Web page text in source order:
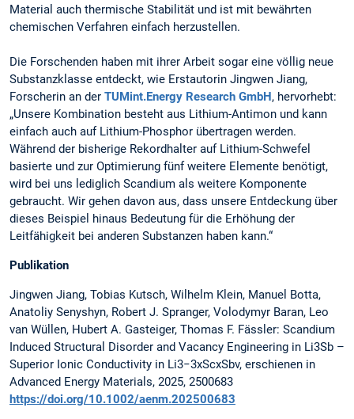
Material auch thermische Stabilität und ist mit bewährten
chemischen Verfahren einfach herzustellen.
Die Forschenden haben mit ihrer Arbeit sogar eine völlig neue
Substanzklasse entdeckt, wie Erstautorin Jingwen Jiang,
Forscherin an der TUMint.Energy Research GmbH, hervorhebt:
„Unsere Kombination besteht aus Lithium-Antimon und kann
einfach auch auf Lithium-Phosphor übertragen werden.
Während der bisherige Rekordhalter auf Lithium-Schwefel
basierte und zur Optimierung fünf weitere Elemente benötigt,
wird bei uns lediglich Scandium als weitere Komponente
gebraucht. Wir gehen davon aus, dass unsere Entdeckung über
dieses Beispiel hinaus Bedeutung für die Erhöhung der
Leitfähigkeit bei anderen Substanzen haben kann.“
Publikation
Jingwen Jiang, Tobias Kutsch, Wilhelm Klein, Manuel Botta,
Anatoliy Senyshyn, Robert J. Spranger, Volodymyr Baran, Leo
van Wüllen, Hubert A. Gasteiger, Thomas F. Fässler: Scandium
Induced Structural Disorder and Vacancy Engineering in Li3Sb –
Superior Ionic Conductivity in Li3−3xScxSbv, erschienen in
Advanced Energy Materials, 2025, 2500683
https://doi.org/10.1002/aenm.202500683